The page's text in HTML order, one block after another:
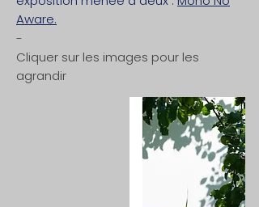
Aware.
-
Cliquer sur les images pour les
agrandir